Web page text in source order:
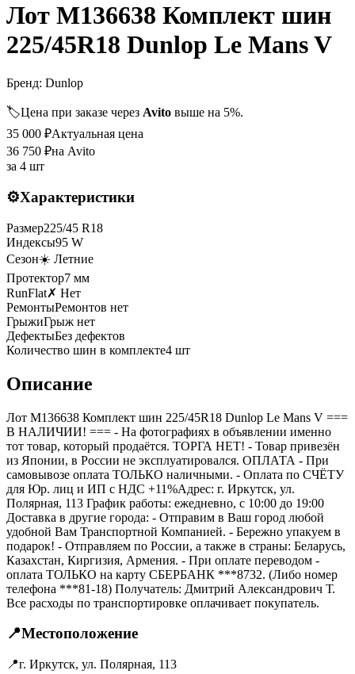
Лот M136638 Комплект шин
225/45R18 Dunlop Le Mans V
Бренд: Dunlop
🏷️Цена при заказе через Avito выше на 5%.
35 000 ₽Актуальная цена
36 750 ₽на Avito
за 4 шт
⚙️Характеристики
Размер225/45 R18
Индексы95 W
Сезон☀️ Летние
Протектор7 мм
RunFlat✗ Нет
РемонтыРемонтов нет
ГрыжиГрыж нет
ДефектыБез дефектов
Количество шин в комплекте4 шт
Описание
Лот M136638 Комплект шин 225/45R18 Dunlop Le Mans V ===
B НАЛИЧИИ! === - На фотографиях в объявлении именно
тот товар, который продаётся. ТОРГА НЕТ! - Товар привезён
из Японии, в России не эксплуатировался. ОПЛАТА - При
самовывозе оплата ТОЛЬКО наличными. - Оплата по СЧЁТУ
для Юр. лиц и ИП с НДС +11%Адрес: г. Иркутск, ул.
Полярная, 113 График работы: ежедневно, с 10:00 до 19:00
Доставка в другие города: - Отправим в Ваш город любой
удобной Вам Транспортной Компанией. - Бережно упакуем в
подарок! - Отправляем по России, а также в страны: Беларусь,
Казахстан, Киргизия, Армения. - При оплате переводом -
оплата ТОЛЬКО на карту СБЕРБАНК ***8732. (Либо номер
телефона ***81-18) Получатель: Дмитрий Александрович Т.
Все расходы по транспортировке оплачивает покупатель.
📍Местоположение
📍г. Иркутск, ул. Полярная, 113